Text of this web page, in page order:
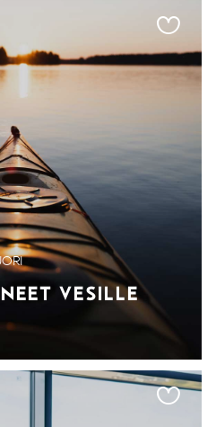
VESILLE